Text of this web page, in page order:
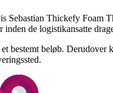
Sebastian Thickefy
de logistikansatte
beløb.